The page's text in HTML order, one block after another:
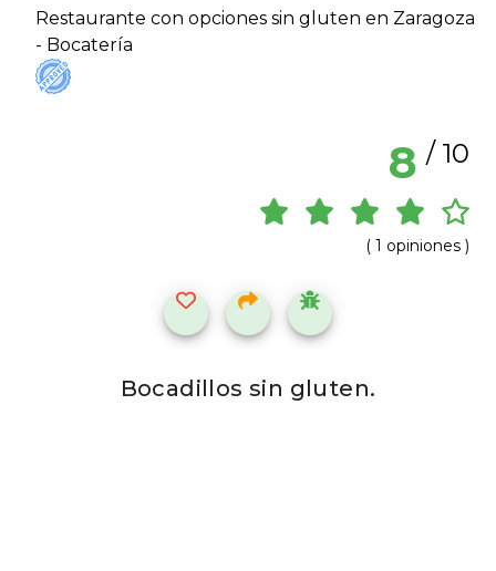
Restaurante con opciones sin gluten en Zaragoza
- Bocaterí­a
8 / 10
( 1 opiniones )
Bocadillos sin gluten.